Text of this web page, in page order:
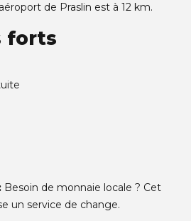
de Praslin est à 12 km.
forts
Besoin de monnaie locale ? Cet
un service de change.